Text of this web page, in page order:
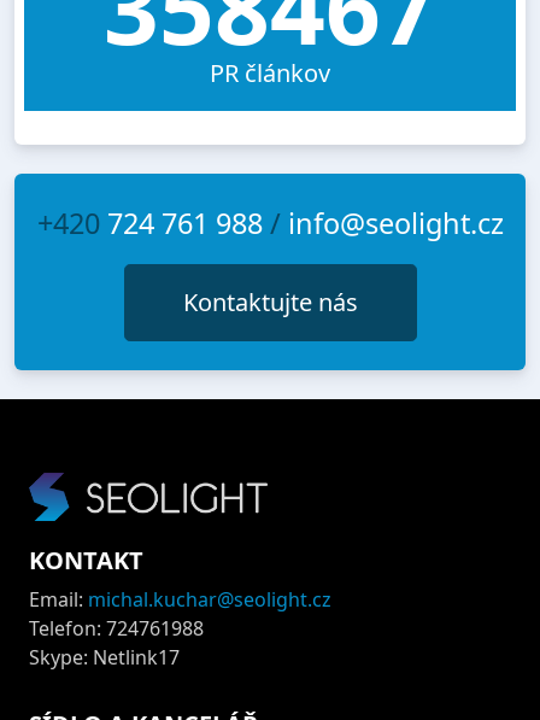
PR článkov
+420 724 761 988/ info@seolight.cz
Kontaktujte nás
KONTAKT
Email: michal.kuchar@seolight.cz
Telefon: 724761988
Skype: Netlink17